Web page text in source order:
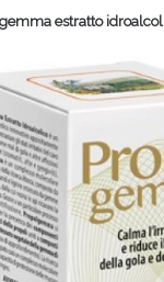
estratto
e Fanghi: Sconto
oggi!